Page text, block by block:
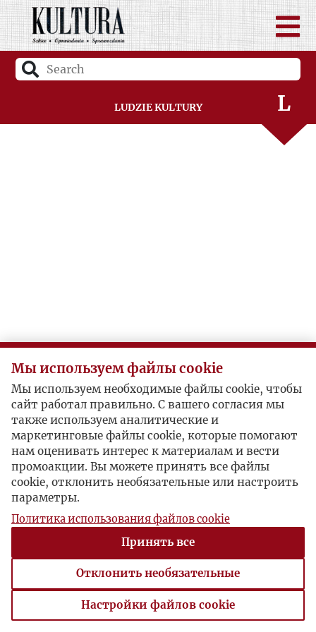
Ludzie Kultury
J
K
L
Ł
R
Ś
T
U
V
W
Мы используем файлы cookie
Мы используем необходимые файлы cookie, чтобы
сайт работал правильно. С вашего согласия мы
также используем аналитические и
маркетинговые файлы cookie, которые помогают
нам оценивать интерес к материалам и вести
промоакции. Вы можете принять все файлы
cookie, отклонить необязательные или настроить
параметры.
Политика использования файлов cookie
Принять все
Отклонить необязательные
Настройки файлов cookie
Настройки файлов cookie